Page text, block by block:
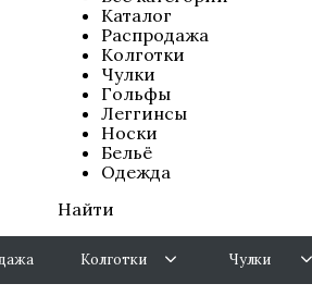
Каталог
Распродажа
Колготки
Чулки
Гольфы
Леггинсы
Носки
Бельё
Одежда
Найти
Колготки Чулки